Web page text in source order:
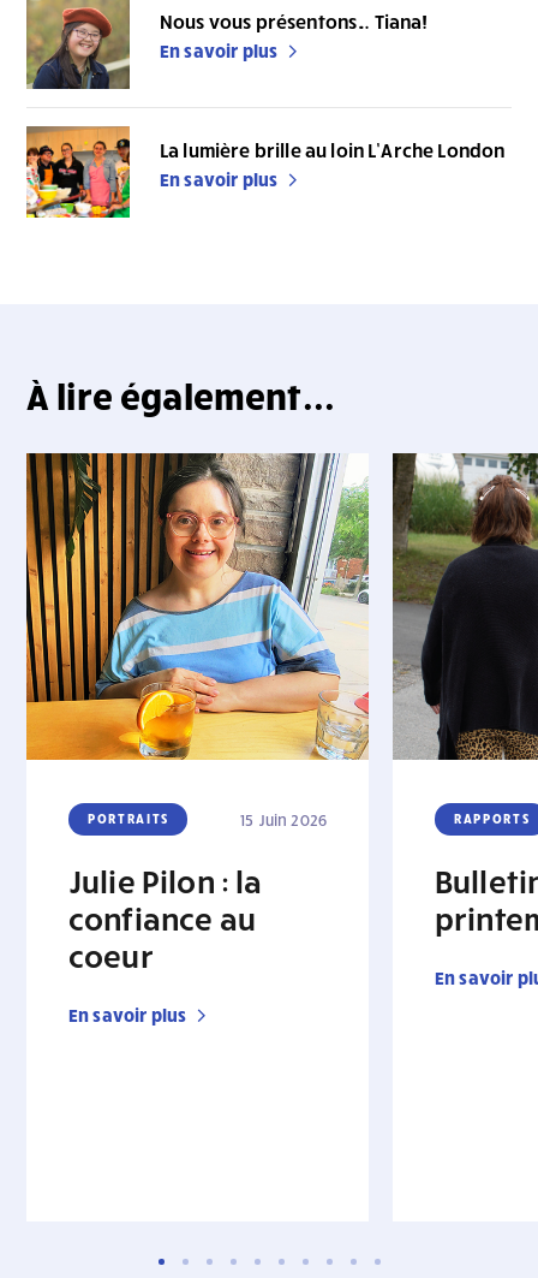
Nous vous présentons… Tiana!
En savoir plus
La lumière brille au loin L’Arche London
En savoir plus
À lire également...
PORTRAITS 15 Juin 2026
Julie Pilon : la
confiance au
coeur
En savoir plus
RAPPORTS
En savoir